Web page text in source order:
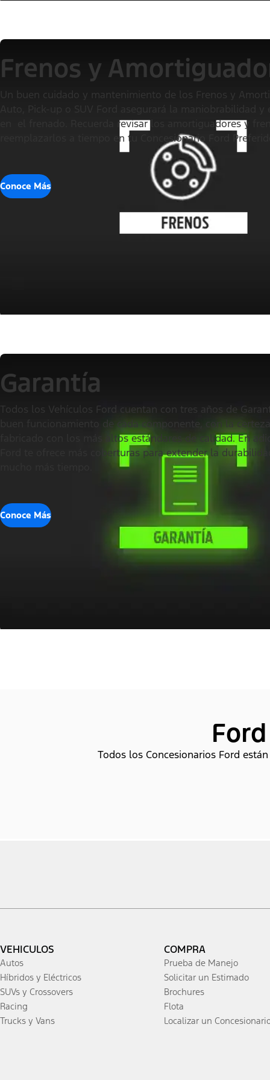
Frenos y
Un buen cuidado y mantenimiento de los Frenos y
en el frenado. Recuerda revisar los amortiguadores y
reemplazarlos a tiempo en tu Concesionario Ford Preferido.
Conoce Más
Garantía
Todos los Vehículos Ford cuentan con tres años de
buen funcionamiento de cada componente, con la certeza
fabricado con los más altos estándares de calidad. En
Ford te ofrece más coberturas para extender la
Conoce Más
Todos los Concesionarios Ford
VEHICULOS
Autos
Híbridos y Eléctricos
SUVs y Crossovers
Racing
Trucks y Vans
COMPRA
Prueba de Manejo
Solicitar un Estimado
Brochures
Flota
Localizar un